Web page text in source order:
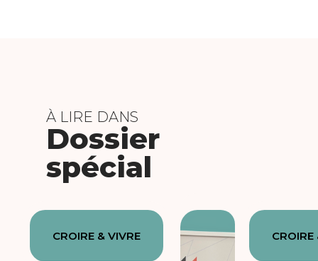
À LIRE DANS
Dossier
spécial
CROIRE & VIVRE CROIRE